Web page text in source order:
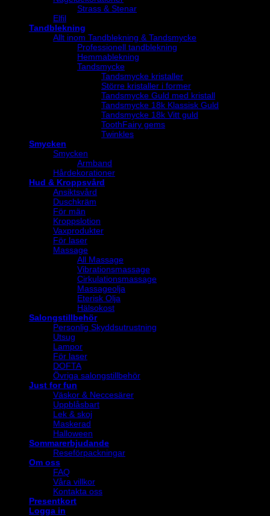
Strass & Stenar
Elfil
Tandblekning
Allt inom Tandblekning & Tandsmycke
Professionell tandblekning
Hemmablekning
Tandsmycke
Tandsmycke kristaller
Större kristaller i former
Tandsmycke Guld med kristall
Tandsmycke 18k Klassisk Guld
Tandsmycke 18k Vitt guld
ToothFairy gems
Twinkles
Smycken
Smycken
Armband
Hårdekorationer
Hud & Kroppsvård
Ansiktsvård
Duschkräm
För män
Kroppslotion
Vaxprodukter
För laser
Massage
All Massage
Vibrationsmassage
Cirkulationsmassage
Massageolja
Eterisk Olja
Hälsokost
Salongstillbehör
Personlig Skyddsutrustning
Utsug
Lampor
För laser
DOFTA
Övriga salongstillbehör
Just for fun
Väskor & Neccesärer
Uppblåsbart
Lek & skoj
Maskerad
Halloween
Sommarerbjudande
Reseförpackningar
Om oss
FAQ
Våra villkor
Kontakta oss
Presentkort
Logga in